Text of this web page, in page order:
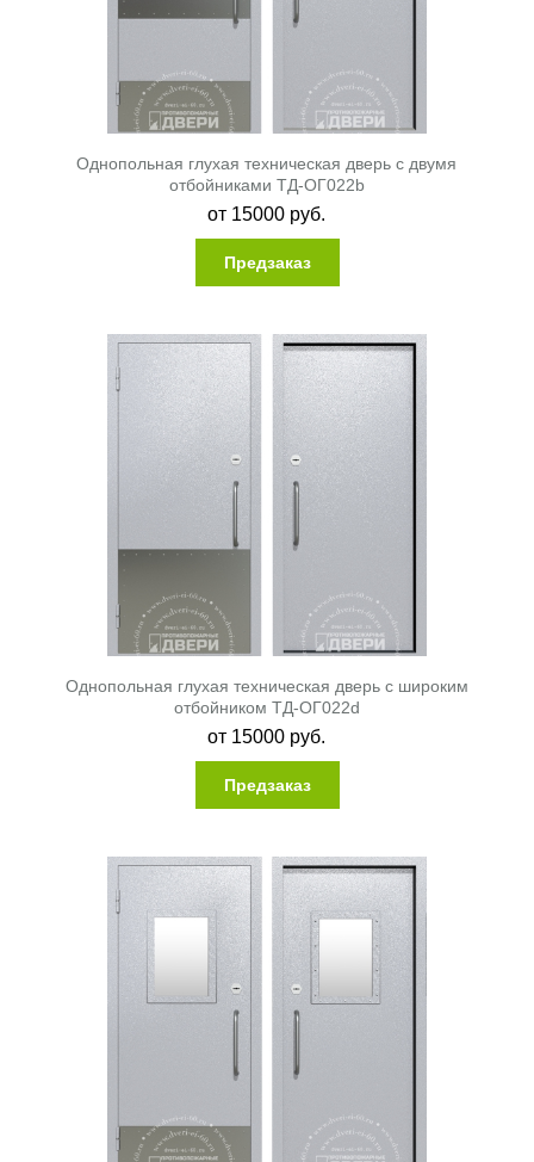
Однопольная глухая техническая дверь с двумя
отбойниками ТД-ОГ022b
от 15000 руб.
Предзаказ
Однопольная глухая техническая дверь с широким
отбойником ТД-ОГ022d
от 15000 руб.
Предзаказ